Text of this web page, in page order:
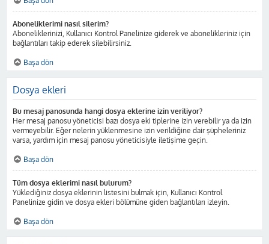
Aboneliklerimi nasıl silerim?
Aboneliklerinizi, Kullanıcı Kontrol Panelinize giderek ve abonelikleriniz için
bağlantıları takip ederek silebilirsiniz.
Başa dön
Dosya ekleri
Bu mesaj panosunda hangi dosya eklerine izin veriliyor?
Her mesaj panosu yöneticisi bazı dosya eki tiplerine izin verebilir ya da izin
vermeyebilir. Eğer nelerin yüklenmesine izin verildiğine dair şüpheleriniz
varsa, yardım için mesaj panosu yöneticisiyle iletişime geçin.
Başa dön
Tüm dosya eklerimi nasıl bulurum?
Yüklediğiniz dosya eklerinin listesini bulmak için, Kullanıcı Kontrol
Panelinize gidin ve dosya ekleri bölümüne giden bağlantıları izleyin.
Başa dön